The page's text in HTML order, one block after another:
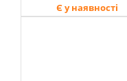
Є у наявності